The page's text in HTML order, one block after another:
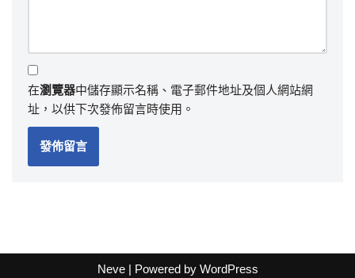
在瀏覽器中儲存顯示名稱、電子郵件地址及個人網站網
址，以供下次發佈留言時使用。
Neve| Powered by WordPress